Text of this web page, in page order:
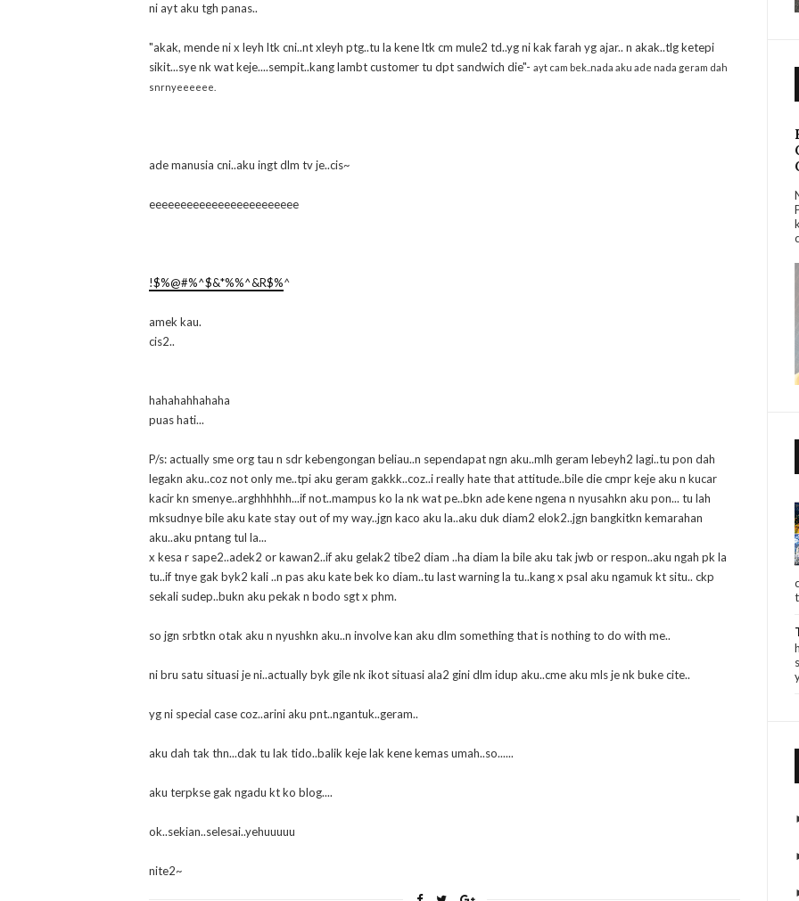
ni ayt aku tgh panas..
"akak, mende ni x leyh ltk cni..nt xleyh ptg..tu la kene ltk cm mule2 td..yg ni kak farah yg ajar.. n akak..tlg ketepi
sikit...sye nk wat keje....sempit..kang lambt customer tu dpt sandwich die"- ayt cam bek..nada aku ade nada geram dah
snrnyeeeeee.
ade manusia cni..aku ingt dlm tv je..cis~
eeeeeeeeeeeeeeeeeeeeeeee
!$%@#%^$&*%%^&R$%^
amek kau.
cis2..
hahahahhahaha
puas hati...
P/s: actually sme org tau n sdr kebengongan beliau..n sependapat ngn aku..mlh geram lebeyh2 lagi..tu pon dah
legakn aku..coz not only me..tpi aku geram gakkk..coz..i really hate that attitude..bile die cmpr keje aku n kucar
kacir kn smenye..arghhhhhh...if not..mampus ko la nk wat pe..bkn ade kene ngena n nyusahkn aku pon... tu lah
mksudnye bile aku kate stay out of my way..jgn kaco aku la..aku duk diam2 elok2..jgn bangkitkn kemarahan
aku..aku pntang tul la...
x kesa r sape2..adek2 or kawan2..if aku gelak2 tibe2 diam ..ha diam la bile aku tak jwb or respon..aku ngah pk la
tu..if tnye gak byk2 kali ..n pas aku kate bek ko diam..tu last warning la tu..kang x psal aku ngamuk kt situ.. ckp
sekali sudep..bukn aku pekak n bodo sgt x phm.
so jgn srbtkn otak aku n nyushkn aku..n involve kan aku dlm something that is nothing to do with me..
ni bru satu situasi je ni..actually byk gile nk ikot situasi ala2 gini dlm idup aku..cme aku mls je nk buke cite..
yg ni special case coz..arini aku pnt..ngantuk..geram..
aku dah tak thn...dak tu lak tido..balik keje lak kene kemas umah..so......
aku terpkse gak ngadu kt ko blog....
ok..sekian..selesai..yehuuuuu
nite2~